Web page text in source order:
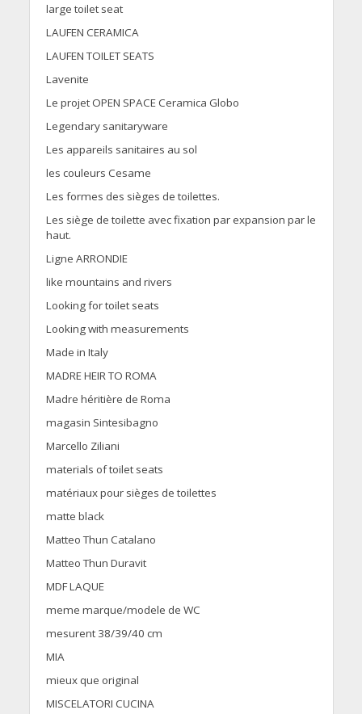
large toilet seat
LAUFEN CERAMICA
LAUFEN TOILET SEATS
Lavenite
Le projet OPEN SPACE Ceramica Globo
Legendary sanitaryware
Les appareils sanitaires au sol
les couleurs Cesame
Les formes des sièges de toilettes.
Les siège de toilette avec fixation par expansion par le
haut.
Ligne ARRONDIE
like mountains and rivers
Looking for toilet seats
Looking with measurements
Made in Italy
MADRE HEIR TO ROMA
Madre héritière de Roma
magasin Sintesibagno
Marcello Ziliani
materials of toilet seats
matériaux pour sièges de toilettes
matte black
Matteo Thun Catalano
Matteo Thun Duravit
MDF LAQUE
meme marque/modele de WC
mesurent 38/39/40 cm
MIA
mieux que original
MISCELATORI CUCINA